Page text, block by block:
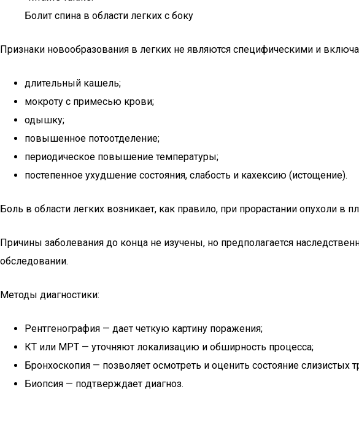
Болит спина в области легких с боку
Признаки новообразования в легких не являются специфическими и
длительный кашель;
мокроту с примесью крови;
одышку;
повышенное потоотделение;
периодическое повышение температуры;
постепенное ухудшение состояния, слабость и кахексию (истощение).
Боль в области легких возникает, как правило, при прорастании опухоли в
Причины заболевания до конца не изучены, но предполагается
обследовании.
Методы диагностики:
Рентгенография — дает четкую картину поражения;
КТ или МРТ — уточняют локализацию и обширность процесса;
Бронхоскопия — позволяет осмотреть и оценить состояние слизистых
Биопсия — подтверждает диагноз.